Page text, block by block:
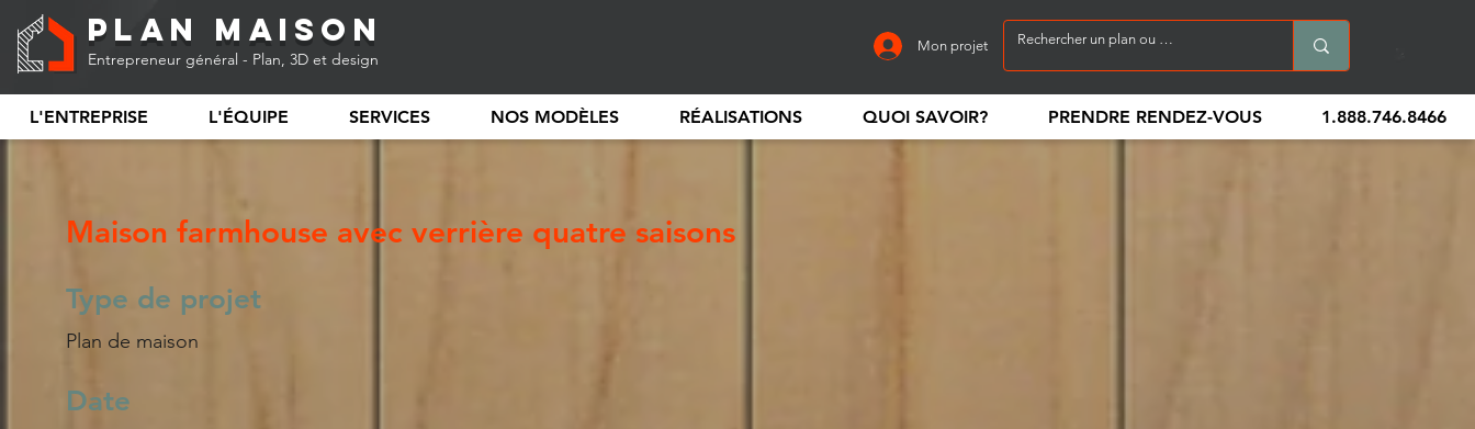
Plan Maison
Entrepreneur général - Plan, 3D et design
Mon projet
L'ENTREPRISE L'ÉQUIPE SERVICES NOS MODÈLES RÉALISATIONS QUOI SAVOIR? PRENDRE RENDEZ-VOUS 1.888.746.8466
Maison farmhouse avec verrière quatre saisons
Type de projet
Plan de maison
Date